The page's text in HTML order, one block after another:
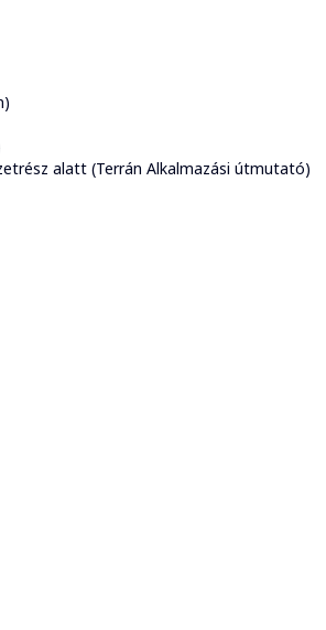
alatt (Terrán Alkalmazási útmutató)